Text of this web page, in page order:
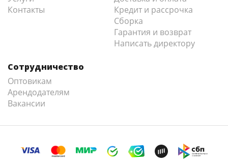
Контакты
Кредит и рассрочка
Сборка
Гарантия и возврат
Написать директору
Сотрудничество
Оптовикам
Арендодателям
Вакансии